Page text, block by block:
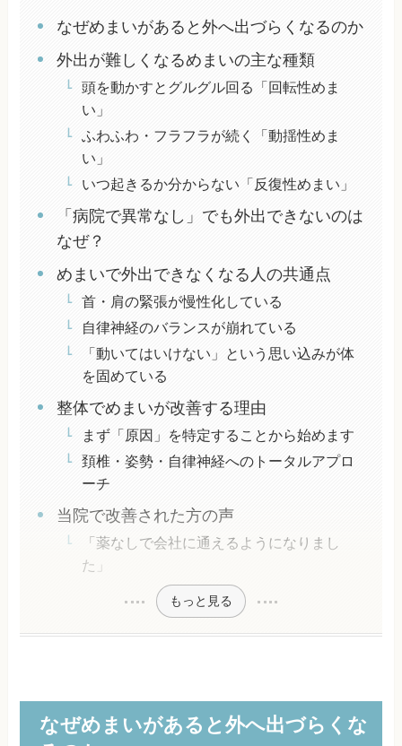
なぜめまいがあると外へ出づらくなるのか
外出が難しくなるめまいの主な種類
頭を動かすとグルグル回る「回転性めま
い」
ふわふわ・フラフラが続く「動揺性めま
い」
いつ起きるか分からない「反復性めまい」
「病院で異常なし」でも外出できないのは
なぜ？
めまいで外出できなくなる人の共通点
首・肩の緊張が慢性化している
自律神経のバランスが崩れている
「動いてはいけない」という思い込みが体
を固めている
整体でめまいが改善する理由
まず「原因」を特定することから始めます
頚椎・姿勢・自律神経へのトータルアプロ
ーチ
当院で改善された方の声
「薬なしで会社に通えるようになりまし
た」
もっと見る
なぜめまいがあると外へ出づらくな